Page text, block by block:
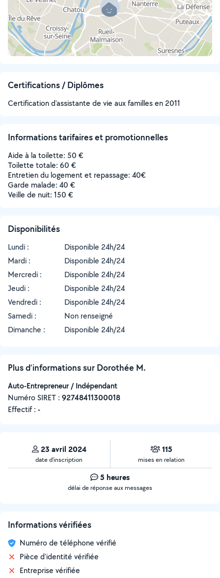
Certifications / Diplômes
Certification d'assistante de vie aux familles en 2011
Informations tarifaires et promotionnelles
Aide à la toilette: 50 €
Toilette totale: 60 €
Entretien du logement et repassage: 40€
Garde malade: 40 €
Veille de nuit: 150 €
Disponibilités
Lundi :
Disponible 24h/24
Mardi :
Disponible 24h/24
Mercredi :
Disponible 24h/24
Jeudi :
Disponible 24h/24
Vendredi :
Disponible 24h/24
Samedi :
Non renseigné
Dimanche :
Disponible 24h/24
Plus d’informations sur Dorothée M.
Auto-Entrepreneur / Indépendant
Numéro SIRET : ‍92748411300018
Effectif : -
23 avril 2024
date d’inscription
115
mises en relation
5 heures
délai de réponse aux messages
Informations vérifiées
Numéro de téléphone vérifié
Pièce d'identité vérifiée
Entreprise vérifiée